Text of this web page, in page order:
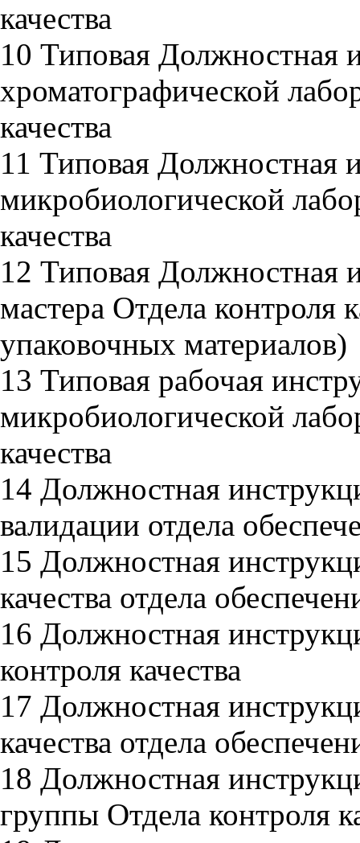
качества
10 Типовая Должностная
хроматографической
качества
11 Типовая Должностная
микробиологической
качества
12 Типовая Должностная
мастера Отдела контроля
упаковочных материалов)
13 Типовая рабочая
микробиологической
качества
14 Должностная
валидации отдела
15 Должностная
качества отдела
16 Должностная
контроля качества
17 Должностная
качества отдела
18 Должностная
группы Отдела контроля